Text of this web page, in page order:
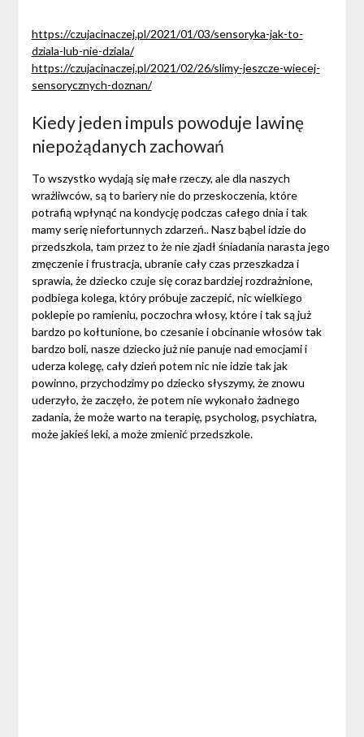
https://czujacinaczej.pl/2021/01/03/sensoryka-jak-to-
dziala-lub-nie-dziala/
https://czujacinaczej.pl/2021/02/26/slimy-jeszcze-wiecej-
sensorycznych-doznan/
Kiedy jeden impuls powoduje lawinę
niepożądanych zachowań
To wszystko wydają się małe rzeczy, ale dla naszych
wrażliwców, są to bariery nie do przeskoczenia, które
potrafią wpłynąć na kondycję podczas całego dnia i tak
mamy serię niefortunnych zdarzeń.. Nasz bąbel idzie do
przedszkola, tam przez to że nie zjadł śniadania narasta jego
zmęczenie i frustracja, ubranie cały czas przeszkadza i
sprawia, że dziecko czuje się coraz bardziej rozdrażnione,
podbiega kolega, który próbuje zaczepić, nic wielkiego
poklepie po ramieniu, poczochra włosy, które i tak są już
bardzo po kołtunione, bo czesanie i obcinanie włosów tak
bardzo boli, nasze dziecko już nie panuje nad emocjami i
uderza kolegę, cały dzień potem nic nie idzie tak jak
powinno, przychodzimy po dziecko słyszymy, że znowu
uderzyło, że zaczęło, że potem nie wykonało żadnego
zadania, że może warto na terapię, psycholog, psychiatra,
może jakieś leki, a może zmienić przedszkole.